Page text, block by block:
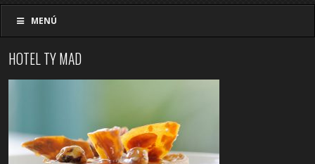
MENÚ
HOTEL TY MAD